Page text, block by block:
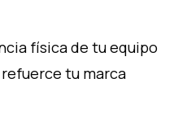
física de tu equipo
tu marca